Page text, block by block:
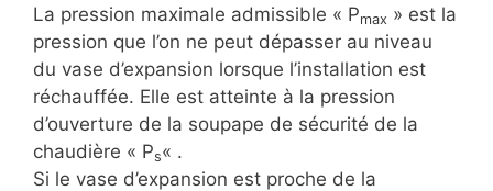
La pression maximale admissible « Pmax » est la
pression que l’on ne peut dépasser au niveau
du vase d’expansion lorsque l’installation est
réchauffée. Elle est atteinte à la pression
d’ouverture de la soupape de sécurité de la
chaudière « Ps« .
Si le vase d’expansion est proche de la